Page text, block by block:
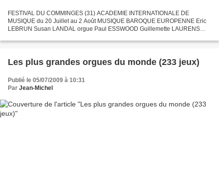
FESTIVAL DU COMMINGES (31) ACADEMIE INTERNATIONALE DE
MUSIQUE du 20 Juillet au 2 Août MUSIQUE BAROQUE EUROPENNE Eric
LEBRUN Susan LANDAL orgue Paul ESSWOOD Guillemette LAURENS
http://w...
Les plus grandes orgues du monde (233 jeux)
Publié le 05/07/2009 à 10:31
Par Jean-Michel